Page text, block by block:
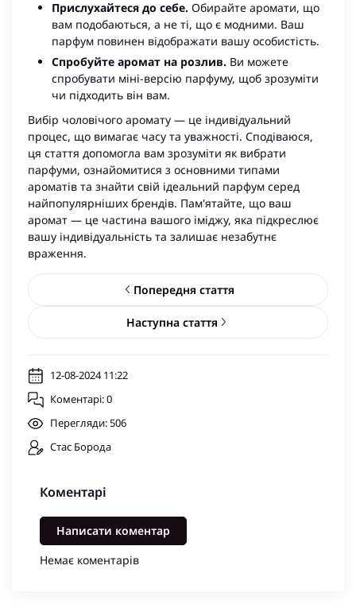
Прислухайтеся до себе. Обирайте аромати, що
вам подобаються, а не ті, що є модними. Ваш
парфум повинен відображати вашу особистість.
Спробуйте аромат на розлив. Ви можете
спробувати міні-версію парфуму, щоб зрозуміти
чи підходить він вам.
Вибір чоловічого аромату — це індивідуальний
процес, що вимагає часу та уважності. Сподіваюся,
ця стаття допомогла вам зрозуміти як вибрати
парфуми, ознайомитися з основними типами
ароматів та знайти свій ідеальний парфум серед
найпопулярніших брендів. Пам'ятайте, що ваш
аромат — це частина вашого іміджу, яка підкреслює
вашу індивідуальність та залишає незабутнє
враження.
Попередня стаття
Наступна стаття
12-08-2024 11:22
Коментарі: 0
Перегляди: 506
Стас Борода
Коментарі
Написати коментар
Немає коментарів